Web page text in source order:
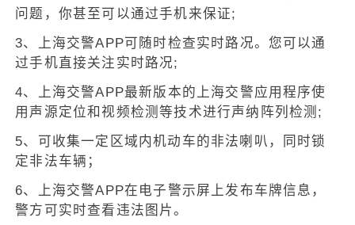
问题，你甚至可以通过手机来保证;
3、上海交警APP可随时检查实时路况。您可以通
过手机直接关注实时路况;
4、上海交警APP最新版本的上海交警应用程序使
用声源定位和视频检测等技术进行声纳阵列检测;
5、可收集一定区域内机动车的非法喇叭，同时锁
定非法车辆；
6、上海交警APP在电子警示屏上发布车牌信息，
警方可实时查看违法图片。